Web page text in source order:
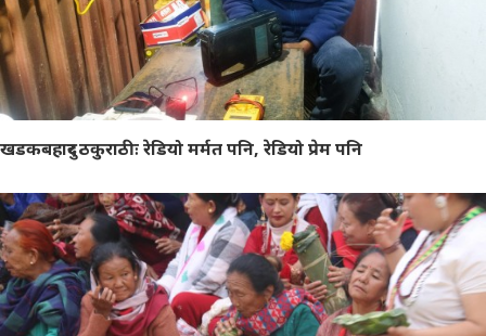
खडकबहादुर ठकुराठीः रेडियो मर्मत पनि, रेडियो प्रेम पनि